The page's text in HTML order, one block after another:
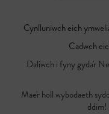
Cynlluniwch eich
Cadwch
Daliwch i fyny gyda'r
Mae'r holl wybodaeth
ddim!